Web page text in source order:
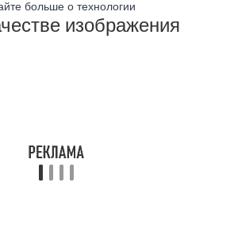
больше о технологии
изображения